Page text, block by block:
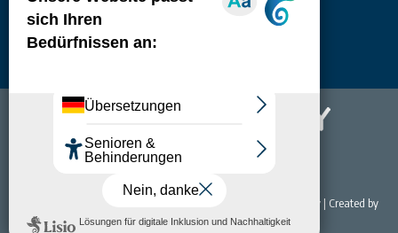
© 2022 Office de Tourisme & du Thermalisme de Bourbon-Lancy | Created by
NET EASY